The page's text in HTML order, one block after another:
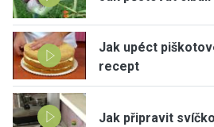
Jak upéct
recept
Jak připravit